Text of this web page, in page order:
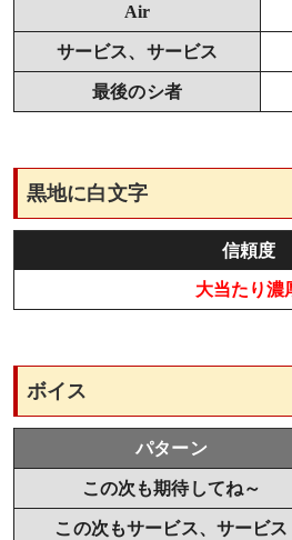
Air
サービス、サービス
最後のシ者
黒地に白文字
信頼度
大当たり濃
ボイス
パターン
この次も期待してね～
この次もサービス、サービス